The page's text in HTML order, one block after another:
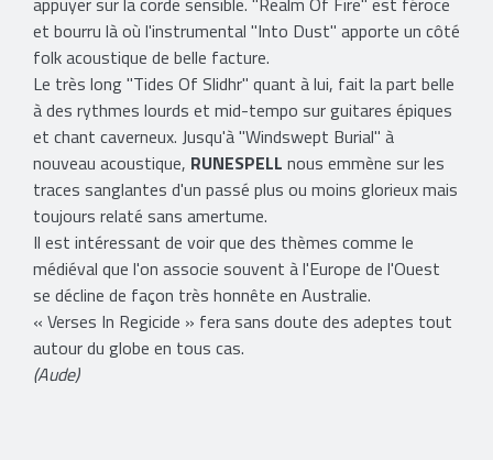
et bourru là où l'instrumental "Into Dust" apporte un côté
folk acoustique de belle facture.
Le très long "Tides Of Slidhr" quant à lui, fait la part belle
à des rythmes lourds et mid-tempo sur guitares épiques
et chant caverneux. Jusqu'à "Windswept Burial" à
nouveau acoustique, RUNESPELL nous emmène sur les
traces sanglantes d'un passé plus ou moins glorieux mais
toujours relaté sans amertume.
Il est intéressant de voir que des thèmes comme le
médiéval que l'on associe souvent à l'Europe de l'Ouest
se décline de façon très honnête en Australie.
« Verses In Regicide » fera sans doute des adeptes tout
autour du globe en tous cas.
(Aude)